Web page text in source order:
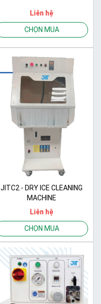
Liên hệ
CHỌN MUA
JITC2 - DRY ICE CLEANING
MACHINE
Liên hệ
CHỌN MUA